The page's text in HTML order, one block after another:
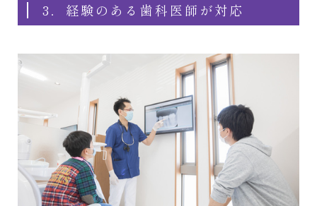
3．経験のある歯科医師が対応